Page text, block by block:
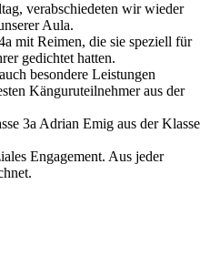
verabschiedeten wir wieder
Aula.
mit Reimen, die sie speziell für
gedichtet hatten.
besondere Leistungen
Känguruteilnehmer aus der
3a Adrian Emig aus der Klasse
Engagement. Aus jeder